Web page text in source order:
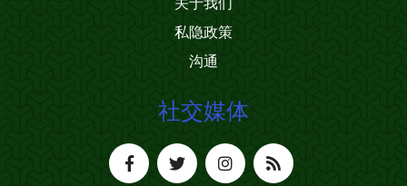
私隐政策
沟通
社交媒体